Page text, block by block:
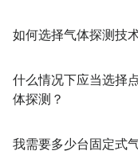
如何选择气体探测技
什么情况下应当选择
体探测？
我需要多少台固定式